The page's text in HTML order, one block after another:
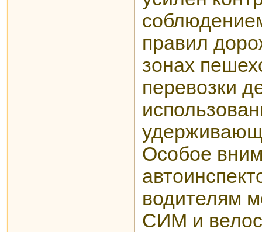
правил
зонах
перевозки
Особое
водителям
СИМ и